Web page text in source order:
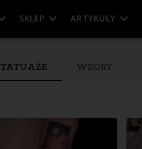
SKLEP ARTYKUŁY
TATUAŻE WZORY